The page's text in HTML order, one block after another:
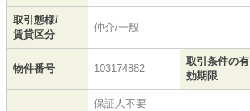
取引態様/
賃貸区分
仲介/一般
物件番号 103174882
取引条件の有
効期限
保証人不要